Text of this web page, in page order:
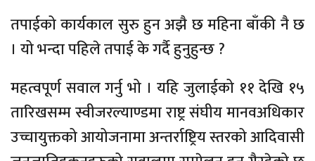
तपाईको कार्यकाल सुरु हुन अझै छ महिना बाँकी नै छ
। यो भन्दा पहिले तपाई के गर्दै हुनुहुन्छ ?
महत्वपूर्ण सवाल गर्नु भो । यहि जुलाईको ११ देखि १५
तारिखसम्म स्वीजरल्याण्डमा राष्ट्र संघीय मानवअधिकार
उच्चायुक्तको आयोजनामा अन्तर्राष्ट्रिय स्तरको आदिवासी